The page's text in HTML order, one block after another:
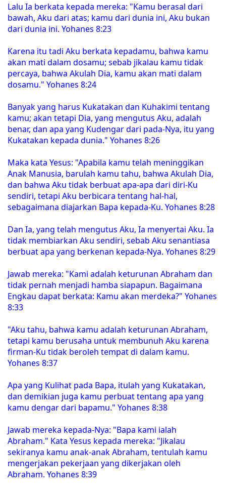
Lalu Ia berkata kepada mereka: "Kamu berasal dari
bawah, Aku dari atas; kamu dari dunia ini, Aku bukan
dari dunia ini. Yohanes 8:23
Karena itu tadi Aku berkata kepadamu, bahwa kamu
akan mati dalam dosamu; sebab jikalau kamu tidak
percaya, bahwa Akulah Dia, kamu akan mati dalam
dosamu." Yohanes 8:24
Banyak yang harus Kukatakan dan Kuhakimi tentang
kamu; akan tetapi Dia, yang mengutus Aku, adalah
benar, dan apa yang Kudengar dari pada-Nya, itu yang
Kukatakan kepada dunia." Yohanes 8:26
Maka kata Yesus: "Apabila kamu telah meninggikan
Anak Manusia, barulah kamu tahu, bahwa Akulah Dia,
dan bahwa Aku tidak berbuat apa-apa dari diri-Ku
sendiri, tetapi Aku berbicara tentang hal-hal,
sebagaimana diajarkan Bapa kepada-Ku. Yohanes 8:28
Dan Ia, yang telah mengutus Aku, Ia menyertai Aku. Ia
tidak membiarkan Aku sendiri, sebab Aku senantiasa
berbuat apa yang berkenan kepada-Nya. Yohanes 8:29
Jawab mereka: "Kami adalah keturunan Abraham dan
tidak pernah menjadi hamba siapapun. Bagaimana
Engkau dapat berkata: Kamu akan merdeka?" Yohanes
8:33
"Aku tahu, bahwa kamu adalah keturunan Abraham,
tetapi kamu berusaha untuk membunuh Aku karena
firman-Ku tidak beroleh tempat di dalam kamu.
Yohanes 8:37
Apa yang Kulihat pada Bapa, itulah yang Kukatakan,
dan demikian juga kamu perbuat tentang apa yang
kamu dengar dari bapamu." Yohanes 8:38
Jawab mereka kepada-Nya: "Bapa kami ialah
Abraham." Kata Yesus kepada mereka: "Jikalau
sekiranya kamu anak-anak Abraham, tentulah kamu
mengerjakan pekerjaan yang dikerjakan oleh
Abraham. Yohanes 8:39